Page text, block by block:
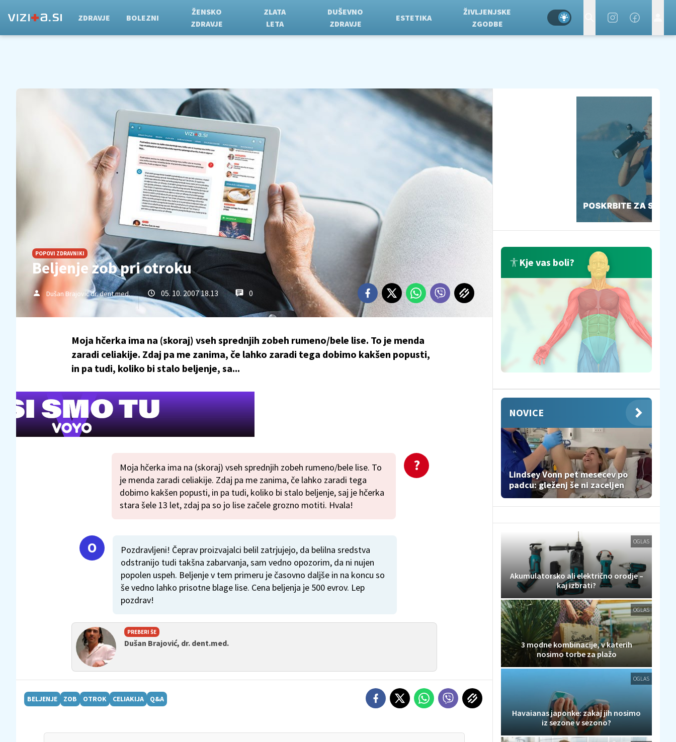
ZDRAVJE BOLEZNI
ŽENSKO
ZDRAVJE
ZLATA
LETA
DUŠEVNO
ZDRAVJE
ESTETIKA
ŽIVLJENJSKE
ZGODBE
POPOVI ZDRAVNIKI
Beljenje zob pri otroku
Dušan Brajović dr. dent.med. 05. 10. 2007 18.13 0
Moja hčerka ima na (skoraj) vseh sprednjih zobeh rumeno/bele lise. To je menda
zaradi celiakije. Zdaj pa me zanima, če lahko zaradi tega dobimo kakšen popusti,
in pa tudi, koliko bi stalo beljenje, sa...
Moja hčerka ima na (skoraj) vseh sprednjih zobeh rumeno/bele lise. To
je menda zaradi celiakije. Zdaj pa me zanima, če lahko zaradi tega
dobimo kakšen popusti, in pa tudi, koliko bi stalo beljenje, saj je hčerka
stara šele 13 let, zdaj pa so jo lise začele grozno motiti. Hvala!
Pozdravljeni! Čeprav proizvajalci belil zatrjujejo, da belilna sredstva
odstranijo tudi takšna zabarvanja, sam vedno opozorim, da ni nujen
popolen uspeh. Beljenje v tem primeru je časovno daljše in na koncu so
še vedno lahko prisotne blage lise. Cena beljenja je 500 evrov. Lep
pozdrav!
PREBERI ŠE
Dušan Brajović, dr. dent.med.
BELJENJE ZOB OTROK CELIAKIJA Q&A
Kje vas boli?
NOVICE
Lindsey Vonn pet mesecev po
padcu: gleženj še ni zaceljen
OGLAS
Akumulatorsko ali električno orodje –
kaj izbrati?
OGLAS
3 modne kombinacije, v katerih
nosimo torbe za plažo
OGLAS
Havaianas japonke: zakaj jih nosimo
iz sezone v sezono?